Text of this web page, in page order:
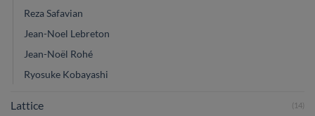
Reza Safavian
Jean-Noel Lebreton
Jean-Noël Rohé
Ryosuke Kobayashi
Lattice (14)